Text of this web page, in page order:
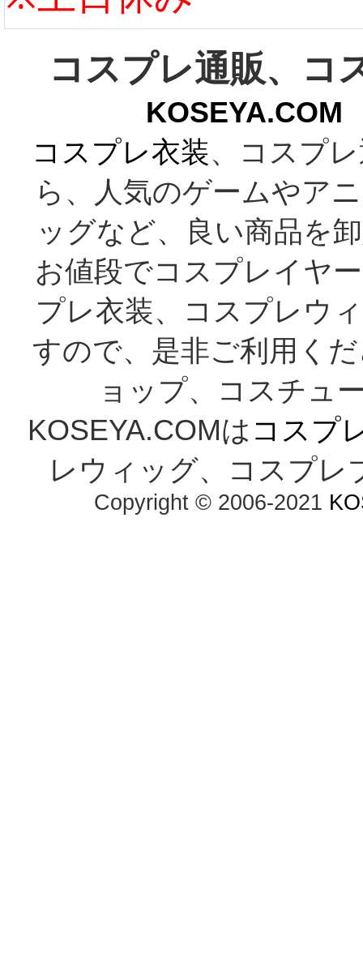
コスプレ通販、コ
コスプレ衣装、コスプ
ら、人気のゲームやア
ッグなど、良い商品を
お値段でコスプレイヤ
プレ衣装、コスプレウ
すので、是非ご利用く
ョップ、コスチュ
KOSEYA.COMは コスプ
レウィッグ、コスプレ
Copyright © 2006-2021